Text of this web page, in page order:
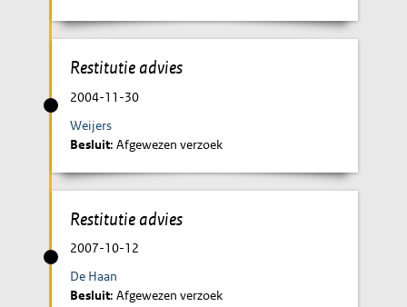
Restitutie advies
2004-11-30
Weijers
Besluit: Afgewezen verzoek
Restitutie advies
2007-10-12
De Haan
Besluit: Afgewezen verzoek